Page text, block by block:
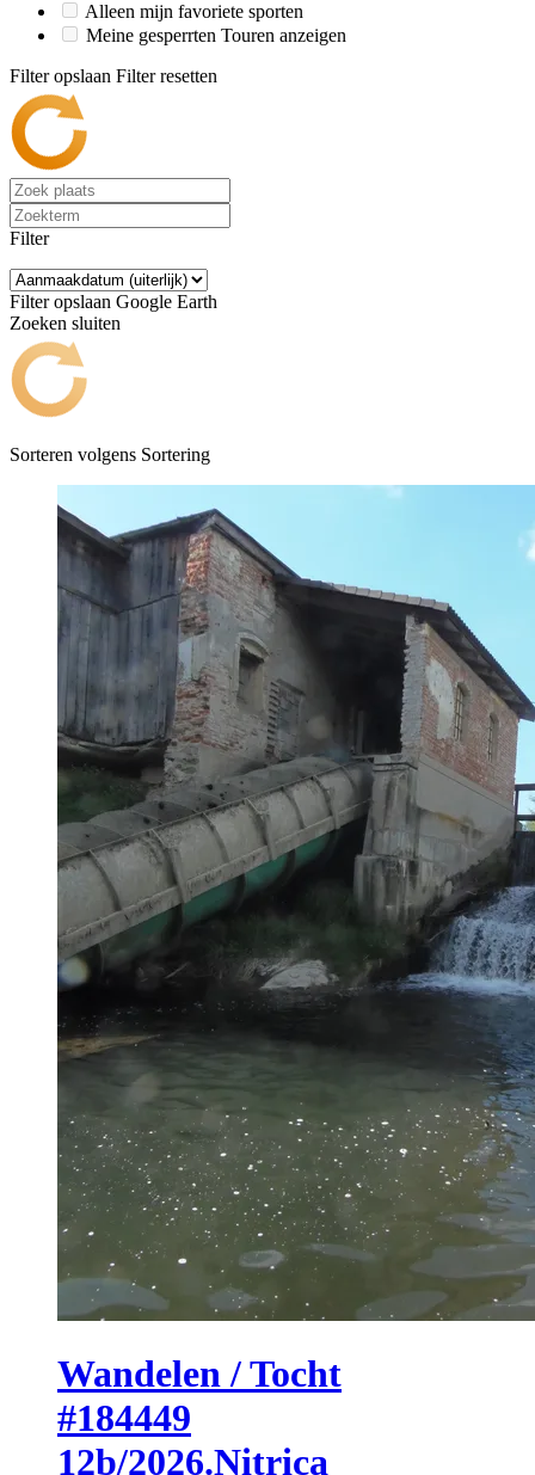
Alleen mijn favoriete sporten
Meine gesperrten Touren anzeigen
Filter opslaan Filter resetten
Filter
Filter opslaan Google Earth
Zoeken sluiten
Sorteren volgens Sortering
Wandelen / Tocht
#184449
12b/2026.Nitrica